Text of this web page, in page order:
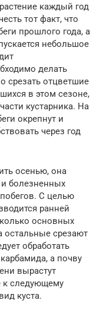
каждый год
тот факт, что
прошлого года, а
небольшое
делать
срезать отцветшие
в этом сезоне,
кустарника. На
окрепнут и
через год
осенью, она
и болезненных
С целью
ранней
основных
остальные срезают
обработать
а почву
вырастут
к следующему
куста.